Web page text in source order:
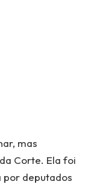
mas
Corte. Ela foi
por deputados